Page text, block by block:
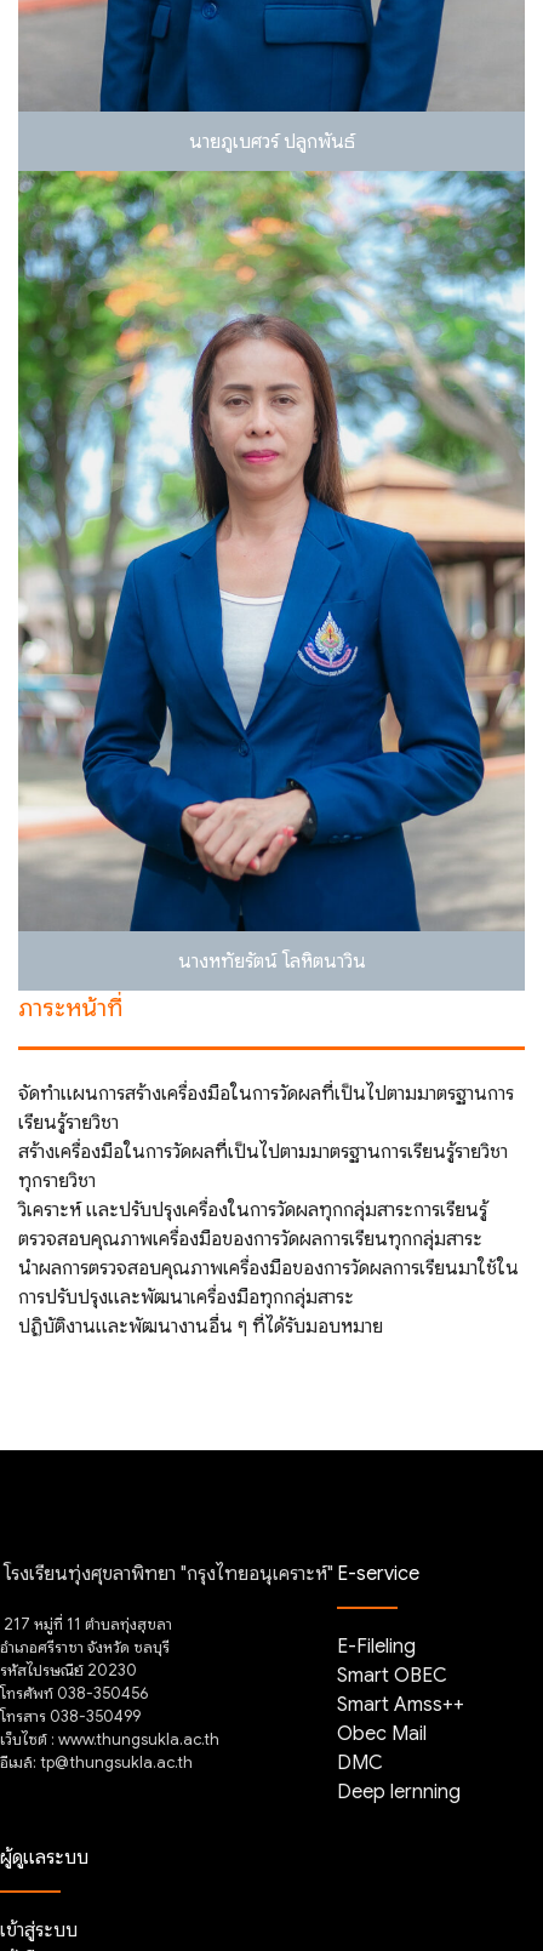
นายภูเบศวร์ ปลูกพันธ์
นางหทัยรัตน์ โลหิตนาวิน
ภาระหน้าที่
จัดทำแผนการสร้างเครื่องมือในการวัดผลที่เป็นไปตามมาตรฐานการ
เรียนรู้รายวิชา
สร้างเครื่องมือในการวัดผลที่เป็นไปตามมาตรฐานการเรียนรู้รายวิชา
ทุกรายวิชา
วิเคราะห์ และปรับปรุงเครื่องในการวัดผลทุกกลุ่มสาระการเรียนรู้
ตรวจสอบคุณภาพเครื่องมือของการวัดผลการเรียนทุกกลุ่มสาระ
นำผลการตรวจสอบคุณภาพเครื่องมือของการวัดผลการเรียนมาใช้ใน
การปรับปรุงและพัฒนาเครื่องมือทุกกลุ่มสาระ
ปฏิบัติงานและพัฒนางานอื่น ๆ ที่ได้รับมอบหมาย
โรงเรียนทุ่งศุขลาพิทยา "กรุงไทยอนุเคราะห์"
217 หมู่ที่ 11 ตำบลทุ่งสุขลา
อำเภอศรีราชา จังหวัด ชลบุรี
รหัสไปรษณีย์ 20230
โทรศัพท์ 038-350456
โทรสาร 038-350499
เว็บไซต์ : www.thungsukla.ac.th
อีเมล์: tp@thungsukla.ac.th
E-service
E-Fileling
Smart OBEC
Smart Amss++
Obec Mail
DMC
Deep lernning
ผู้ดูแลระบบ
เข้าสู่ระบบ